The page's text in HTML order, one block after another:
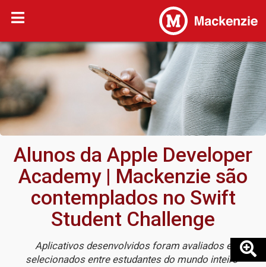
Alunos da Apple Developer
Academy | Mackenzie são
contemplados no Swift
Student Challenge
Aplicativos desenvolvidos foram avaliados e
selecionados entre estudantes do mundo inteiro